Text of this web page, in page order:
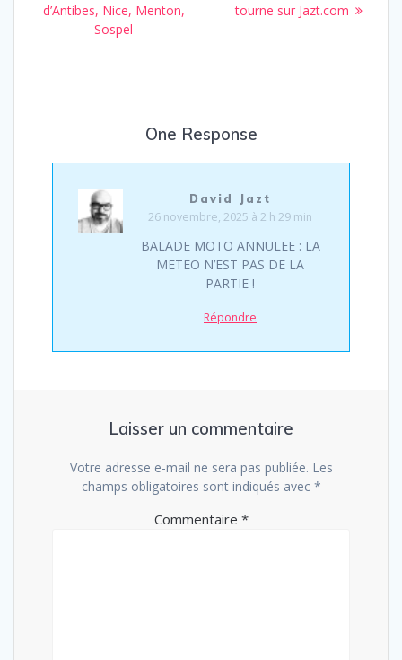
l’article
d’Antibes, Nice, Menton,
Sospel
post:
tourne sur Jazt.com
One Response
David Jazt
26 novembre, 2025 à 2 h 29 min
BALADE MOTO ANNULEE : LA
METEO N’EST PAS DE LA
PARTIE !
Répondre
Laisser un commentaire
Votre adresse e-mail ne sera pas publiée. Les
champs obligatoires sont indiqués avec *
Commentaire *